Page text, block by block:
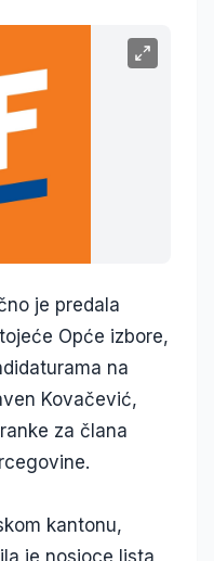
je predala
Opće izbore,
na
Kovačević,
za člana
kantonu,